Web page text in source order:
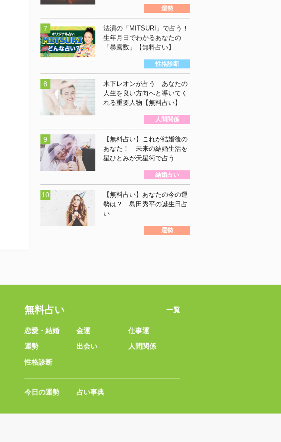
運勢
法演の「MITSURI」で占う！
生年月日でわかるあなたの
「暴露数」【無料占い】
性格診断
木下レオンが占う あなたの
人生を良い方向へと導いてく
れる重要人物【無料占い】
人間関係
【無料占い】これが結婚後の
あなた！ 未来の結婚生活を
星ひとみが天星術で占う
結婚占い
【無料占い】あなたの今の運
勢は？ 島田秀平の誕生日占
い
運勢
無料占い 一覧
恋愛・結婚 金運
仕事運
運勢
出会い
人間関係
性格診断
今日の運勢 占い事典